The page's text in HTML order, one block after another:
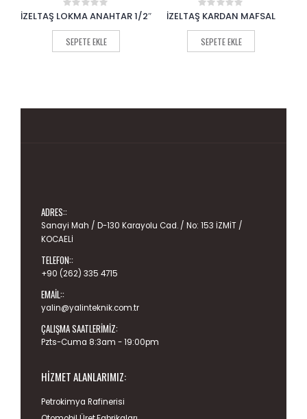
0
of
5
İZELTAŞ KARDAN MAFSAL
SEPETE EKLE
0
out
of
5
İZELTAŞ SOKET DÜŞÜRÜCÜ
ADAPTÖR
SEPETE EKLE
ADRES::
Sanayi Mah / D-130 Karayolu Cad. / No: 153 İZMİT /
KOCAELİ
TELEFON::
+90 (262) 335 4715
EMAIL::
yalin@yalinteknik.com.tr
ÇALIŞMA SAATLERIMIZ:
Pzts-Cuma 8:3am - 19:00pm
HIZMET ALANLARIMIZ:
Petrokimya Rafinerisi